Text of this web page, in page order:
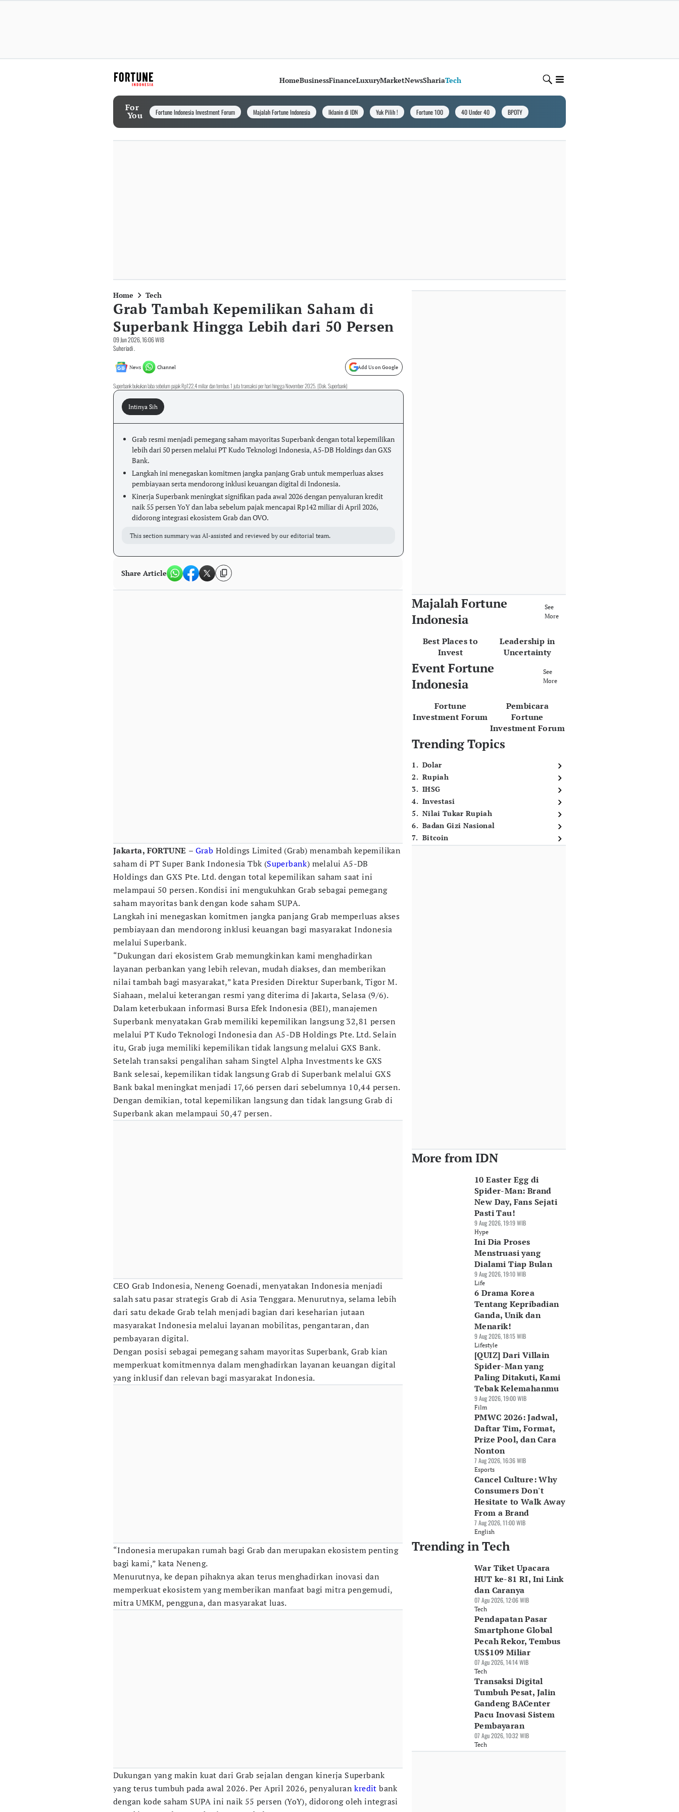
HomeBusinessFinanceLuxuryMarketNewsShariaTech
For
You Fortune Indonesia Investment Forum Majalah Fortune Indonesia Iklanin di IDN Yuk Pilih ! Fortune 100 40 Under 40 BPOTY
Home Tech
Grab Tambah Kepemilikan Saham di
Superbank Hingga Lebih dari 50 Persen
09 Jun 2026, 16:06 WIB
Suheriadi .
News Channel Add Us on Google
Superbank bukukan laba sebelum pajak Rp122,4 miliar dan tembus 1 juta transaksi per hari hingga November 2025. (Dok. Superbank)
Intinya Sih
Grab resmi menjadi pemegang saham mayoritas Superbank dengan total kepemilikan
lebih dari 50 persen melalui PT Kudo Teknologi Indonesia, A5-DB Holdings dan GXS
Bank.
Langkah ini menegaskan komitmen jangka panjang Grab untuk memperluas akses
pembiayaan serta mendorong inklusi keuangan digital di Indonesia.
Kinerja Superbank meningkat signifikan pada awal 2026 dengan penyaluran kredit
naik 55 persen YoY dan laba sebelum pajak mencapai Rp142 miliar di April 2026,
didorong integrasi ekosistem Grab dan OVO.
This section summary was AI-assisted and reviewed by our editorial team.
Share Article
Jakarta, FORTUNE – Grab Holdings Limited (Grab) menambah kepemilikan
saham di PT Super Bank Indonesia Tbk (Superbank) melalui A5-DB
Holdings dan GXS Pte. Ltd. dengan total kepemilikan saham saat ini
melampaui 50 persen. Kondisi ini mengukuhkan Grab sebagai pemegang
saham mayoritas bank dengan kode saham SUPA.
Langkah ini menegaskan komitmen jangka panjang Grab memperluas akses
pembiayaan dan mendorong inklusi keuangan bagi masyarakat Indonesia
melalui Superbank.
“Dukungan dari ekosistem Grab memungkinkan kami menghadirkan
layanan perbankan yang lebih relevan, mudah diakses, dan memberikan
nilai tambah bagi masyarakat,” kata Presiden Direktur Superbank, Tigor M.
Siahaan, melalui keterangan resmi yang diterima di Jakarta, Selasa (9/6).
Dalam keterbukaan informasi Bursa Efek Indonesia (BEI), manajemen
Superbank menyatakan Grab memiliki kepemilikan langsung 32,81 persen
melalui PT Kudo Teknologi Indonesia dan A5-DB Holdings Pte. Ltd. Selain
itu, Grab juga memiliki kepemilikan tidak langsung melalui GXS Bank.
Setelah transaksi pengalihan saham Singtel Alpha Investments ke GXS
Bank selesai, kepemilikan tidak langsung Grab di Superbank melalui GXS
Bank bakal meningkat menjadi 17,66 persen dari sebelumnya 10,44 persen.
Dengan demikian, total kepemilikan langsung dan tidak langsung Grab di
Superbank akan melampaui 50,47 persen.
CEO Grab Indonesia, Neneng Goenadi, menyatakan Indonesia menjadi
salah satu pasar strategis Grab di Asia Tenggara. Menurutnya, selama lebih
dari satu dekade Grab telah menjadi bagian dari keseharian jutaan
masyarakat Indonesia melalui layanan mobilitas, pengantaran, dan
pembayaran digital.
Dengan posisi sebagai pemegang saham mayoritas Superbank, Grab kian
memperkuat komitmennya dalam menghadirkan layanan keuangan digital
yang inklusif dan relevan bagi masyarakat Indonesia.
“Indonesia merupakan rumah bagi Grab dan merupakan ekosistem penting
bagi kami,” kata Neneng.
Menurutnya, ke depan pihaknya akan terus menghadirkan inovasi dan
memperkuat ekosistem yang memberikan manfaat bagi mitra pengemudi,
mitra UMKM, pengguna, dan masyarakat luas.
Dukungan yang makin kuat dari Grab sejalan dengan kinerja Superbank
yang terus tumbuh pada awal 2026. Per April 2026, penyalurankredit bank
dengan kode saham SUPA ini naik 55 persen (YoY), didorong oleh integrasi
Majalah Fortune
Indonesia
See
More
Best Places to
Invest
Leadership in
Uncertainty
Event Fortune
Indonesia
See
More
Fortune
Investment Forum
Pembicara
Fortune
Investment Forum
Trending Topics
1. Dolar
2. Rupiah
3. IHSG
4. Investasi
5. Nilai Tukar Rupiah
6. Badan Gizi Nasional
7. Bitcoin
More from IDN
10 Easter Egg di
Spider-Man: Brand
New Day, Fans Sejati
Pasti Tau!
9 Aug 2026, 19:19 WIB
Hype
Ini Dia Proses
Menstruasi yang
Dialami Tiap Bulan
9 Aug 2026, 19:10 WIB
Life
6 Drama Korea
Tentang Kepribadian
Ganda, Unik dan
Menarik!
9 Aug 2026, 18:15 WIB
Lifestyle
[QUIZ] Dari Villain
Spider-Man yang
Paling Ditakuti, Kami
Tebak Kelemahanmu
9 Aug 2026, 19:00 WIB
Film
PMWC 2026: Jadwal,
Daftar Tim, Format,
Prize Pool, dan Cara
Nonton
7 Aug 2026, 16:36 WIB
Esports
Cancel Culture: Why
Consumers Don't
Hesitate to Walk Away
From a Brand
7 Aug 2026, 11:00 WIB
English
Trending in Tech
War Tiket Upacara
HUT ke-81 RI, Ini Link
dan Caranya
07 Agu 2026, 12:06 WIB
Tech
Pendapatan Pasar
Smartphone Global
Pecah Rekor, Tembus
US$109 Miliar
07 Agu 2026, 14:14 WIB
Tech
Transaksi Digital
Tumbuh Pesat, Jalin
Gandeng BACenter
Pacu Inovasi Sistem
Pembayaran
07 Agu 2026, 10:32 WIB
Tech